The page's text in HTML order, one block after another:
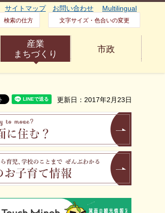
サイトマップ お問い合わせ Multilingual
検索の仕方 文字サイズ・色合いの変更
産業
まちづくり
市政
更新日：2017年2月23日